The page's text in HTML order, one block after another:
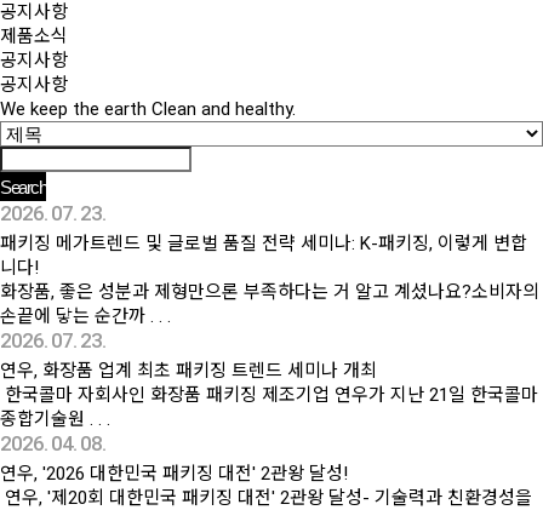
공지사항
제품소식
공지사항
공지사항
We keep the earth Clean and healthy.
2026. 07. 23.
패키징 메가트렌드 및 글로벌 품질 전략 세미나: K-패키징, 이렇게 변합
니다!
화장품, 좋은 성분과 제형만으론 부족하다는 거 알고 계셨나요?소비자의
손끝에 닿는 순간까 . . .
2026. 07. 23.
연우, 화장품 업계 최초 패키징 트렌드 세미나 개최
한국콜마 자회사인 화장품 패키징 제조기업 연우가 지난 21일 한국콜마
종합기술원 . . .
2026. 04. 08.
연우, '2026 대한민국 패키징 대전' 2관왕 달성!
연우, '제20회 대한민국 패키징 대전' 2관왕 달성- 기술력과 친환경성을